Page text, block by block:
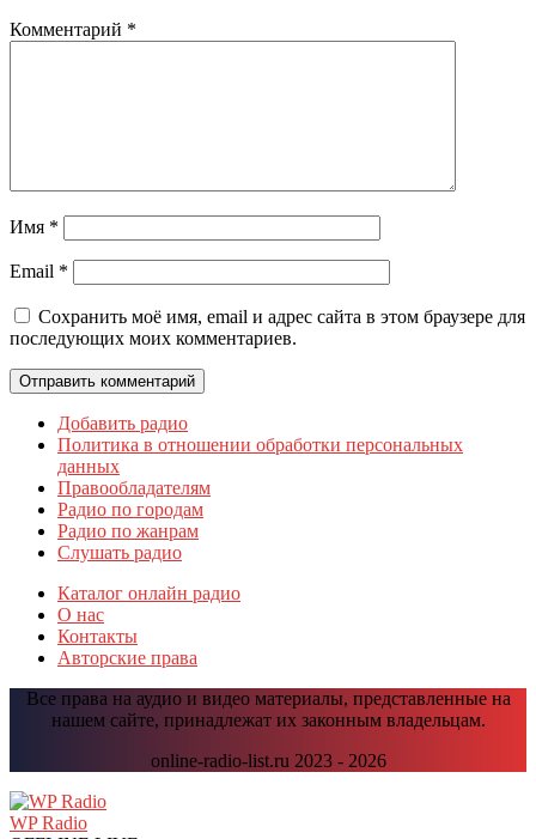
Комментарий *
Имя *
Email *
Сохранить моё имя, email и адрес сайта в этом браузере для
последующих моих комментариев.
Добавить радио
Политика в отношении обработки персональных
данных
Правообладателям
Радио по городам
Радио по жанрам
Слушать радио
Каталог онлайн радио
О нас
Контакты
Авторские права
Все права на аудио и видео материалы, представленные на
нашем сайте, принадлежат их законным владельцам.
online-radio-list.ru 2023 - 2026
Прокрутить
вверх
WP Radio